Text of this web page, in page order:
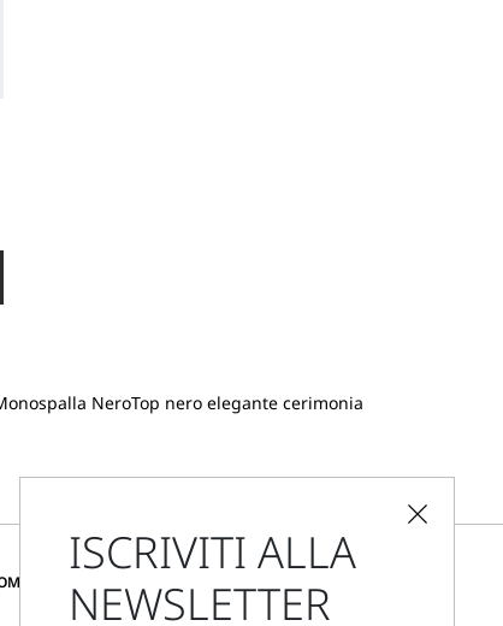
NeroTop nero elegante cerimonia
ISCRIVITI ALLA
NEWSLETTER